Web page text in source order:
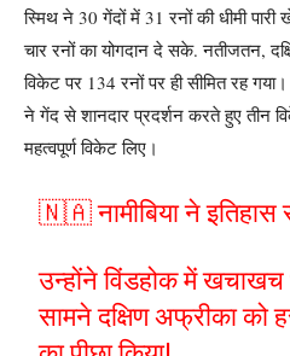
स्मिथ ने 30 गेंदों में 31 रनों की धीमी
चार रनों का योगदान दे सके. नतीजतन,
विकेट पर 134 रनों पर ही सीमित रह
ने गेंद से शानदार प्रदर्शन करते हुए तीन
महत्वपूर्ण विकेट लिए।
🇳🇦 नामीबिया ने इतिहास
उन्होंने विंडहोक में
सामने दक्षिण अफ्रीका को